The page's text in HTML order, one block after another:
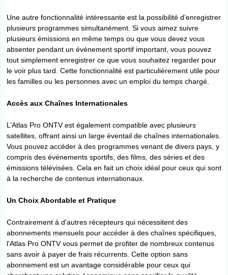
Une autre fonctionnalité intéressante est la possibilité d’enregistrer
plusieurs programmes simultanément. Si vous aimez suivre
plusieurs émissions en même temps ou que vous devez vous
absenter pendant un événement sportif important, vous pouvez
tout simplement enregistrer ce que vous souhaitez regarder pour
le voir plus tard. Cette fonctionnalité est particulièrement utile pour
les familles ou les personnes avec un emploi du temps chargé.
Accès aux Chaînes Internationales
L’Atlas Pro ONTV est également compatible avec plusieurs
satellites, offrant ainsi un large éventail de chaînes internationales.
Vous pouvez accéder à des programmes venant de divers pays, y
compris des événements sportifs, des films, des séries et des
émissions télévisées. Cela en fait un choix idéal pour ceux qui sont
à la recherche de contenus internationaux.
Un Choix Abordable et Pratique
Contrairement à d'autres récepteurs qui nécessitent des
abonnements mensuels pour accéder à des chaînes spécifiques,
l'Atlas Pro ONTV vous permet de profiter de nombreux contenus
sans avoir à payer de frais récurrents. Cette option sans
abonnement est un avantage considérable pour ceux qui